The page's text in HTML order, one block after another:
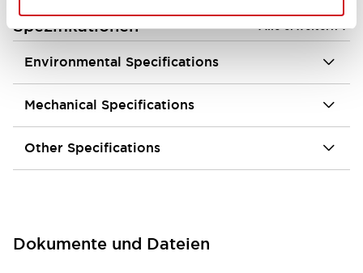
Spezifikationen Alle erweitern+
Environmental Specifications
Mechanical Specifications
Other Specifications
Dokumente und Dateien